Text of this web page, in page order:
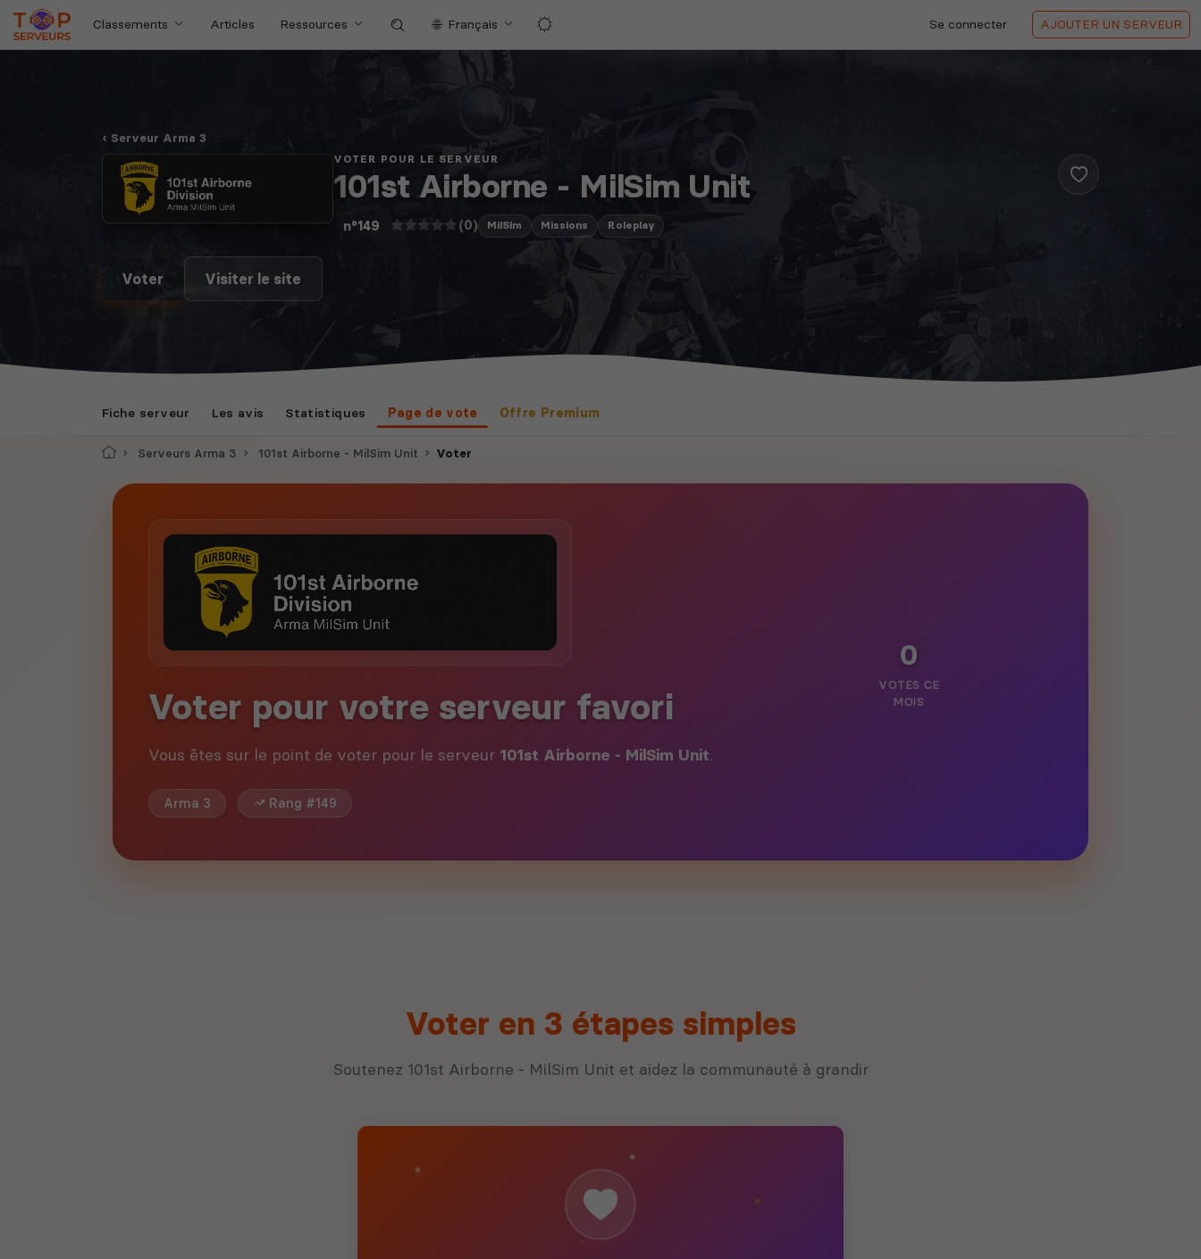
Classements Articles Ressources Français Se connecter AJOUTER UN SERVEUR
Serveur Arma 3
VOTER POUR LE SERVEUR
101st Airborne - MilSim Unit
n°149 (0) MilSim Missions Roleplay
Voter Visiter le site
Fiche serveur Les avis Statistiques Page de vote Offre Premium
AccueilServeurs Arma 3 101st Airborne - MilSim Unit Voter
Voter pour votre serveur favori
Vous êtes sur le point de voter pour le serveur 101st Airborne - MilSim Unit.
Arma 3 Rang #149
0
VOTES CE
MOIS
Voter en 3 étapes simples
Soutenez 101st Airborne - MilSim Unit et aidez la communauté à grandir